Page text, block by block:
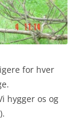
for hver
hygger os og